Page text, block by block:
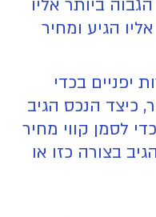
ביותר אליו
הגיע ומחיר
יפניים בכדי
כיצד הנכס הגיב
לסמן קווי מחיר
בצורה כזו או